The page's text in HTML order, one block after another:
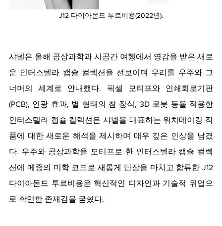
J12 다이아몬드 투르비용(2022년).
샤넬은 올해 공상과학과 시공간 여행에서 영감을 받은 새로
운 인터스텔라 캡슐 컬렉션을 선보이며 우리를 우주와 그
너머의 세계로 안내했다. 픽셀 모티프와 인쇄회로기판
(PCB), 인광 효과, 별 형태의 참 장식, 3D 로봇 등을 적용한
인터스텔라 캡슐 컬렉션은 샤넬을 대표하는 워치메이킹 작
품에 대한 새로운 해석을 제시하며 매우 깊은 인상을 남겼
다. 우주와 공상과학을 모티프로 한 인터스텔라 캡슐 컬렉
션에 메종의 미학 코드로 새롭게 단장을 마치고 합류한 J12
다이아몬드 투르비용은 혁신적인 디자인과 기술적 위업으
로 확연한 존재감을 굳혔다.